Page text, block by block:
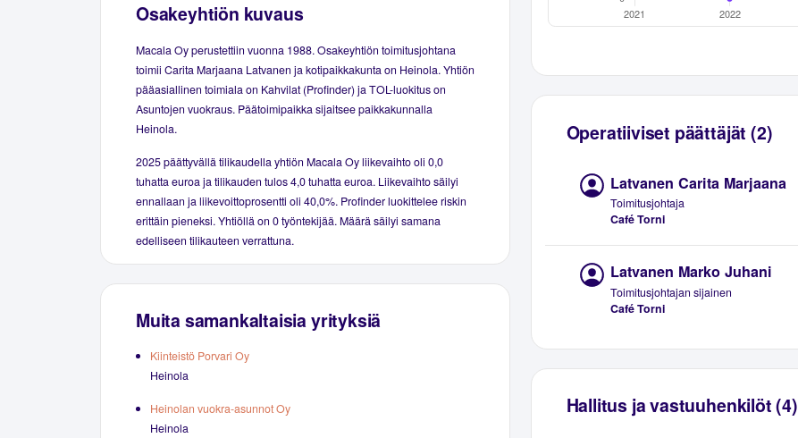
Osakeyhtiön kuvaus
Macala Oy perustettiin vuonna 1988. Osakeyhtiön toimitusjohtana
toimii Carita Marjaana Latvanen ja kotipaikkakunta on Heinola. Yhtiön
pääasiallinen toimiala on Kahvilat (Profinder) ja TOL-luokitus on
Asuntojen vuokraus. Päätoimipaikka sijaitsee paikkakunnalla
Heinola.
2025 päättyvällä tilikaudella yhtiön Macala Oy liikevaihto oli 0,0
tuhatta euroa ja tilikauden tulos 4,0 tuhatta euroa. Liikevaihto säilyi
ennallaan ja liikevoittoprosentti oli 40,0%. Profinder luokittelee riskin
erittäin pieneksi. Yhtiöllä on 0 työntekijää. Määrä säilyi samana
edelliseen tilikauteen verrattuna.
Muita samankaltaisia yrityksiä
Kiinteistö Porvari Oy
Heinola
Heinolan vuokra-asunnot Oy
Heinola
Operatiiviset päättäjät (2)
Latvanen Carita Marjaana
Toimitusjohtaja
Café Torni
Latvanen Marko Juhani
Toimitusjohtajan sijainen
Café Torni
Hallitus ja vastuuhenkilöt (4)